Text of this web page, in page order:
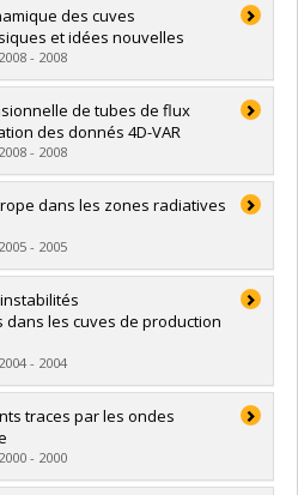
Papyrus
des cuves
et idées nouvelles
- 2008
Papyrus
de tubes de flux
des donnés 4D-VAR
- 2008
Papyrus
dans les zones radiatives
- 2005
Papyrus
les cuves de production
- 2004
Papyrus
traces par les ondes
- 2000